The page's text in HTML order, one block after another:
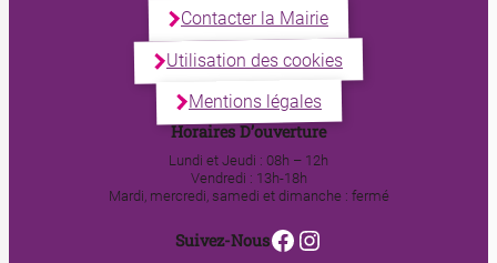
Contacter la Mairie
Utilisation des cookies
Mentions légales
Horaires D’ouverture
Lundi et Jeudi : 08h – 12h
Vendredi : 13h-18h
Mardi, mercredi, samedi et dimanche : fermé
Suivez-NousFacebook
Instagram